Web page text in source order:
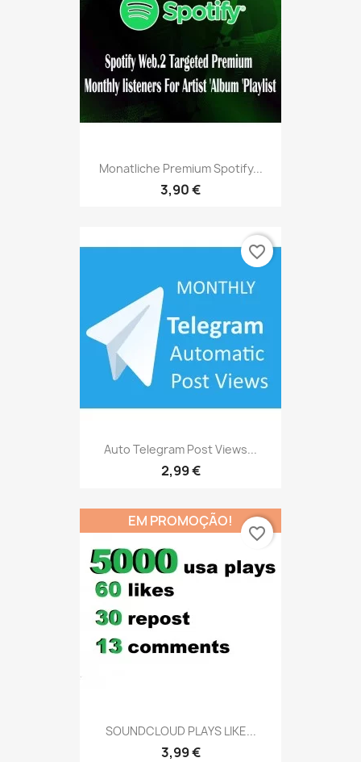
Monatliche Premium Spotify...
3,90 €
Auto Telegram Post Views...
2,99 €
favorite_border
SOUNDCLOUD PLAYS LIKE...
3,99 €
EM PROMOÇÃO!
favorite_border